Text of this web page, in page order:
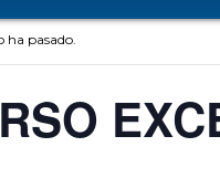
ha pasado.